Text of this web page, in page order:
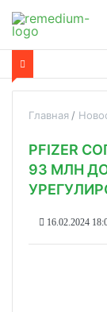
Главная
PFIZER
93 МЛН
16.02.2024